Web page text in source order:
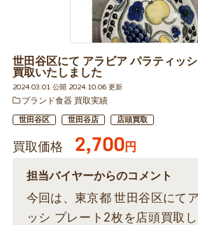
世田谷区にて アラビア パラティッ
買取いたしました
2024.03.01 公開 2024.10.06 更新
ブランド食器 買取実績
世田谷区 世田谷店 店頭買取
買取価格 2,700円
担当バイヤーからのコメント
今回は、東京都 世田谷区にて
ッシ プレート2枚を店頭買取